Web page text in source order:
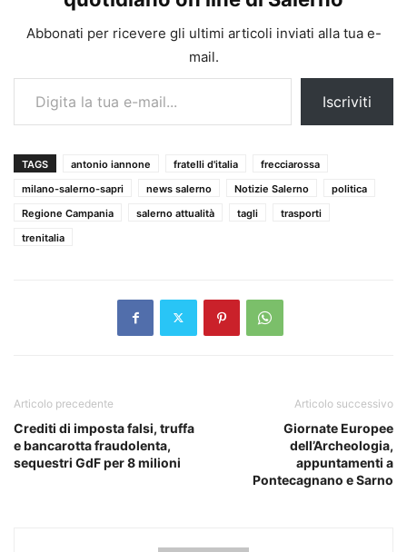
Abbonati per ricevere gli ultimi articoli inviati alla tua e-
mail.
Digita la tua e-mail...
Iscriviti
TAGS antonio iannone fratelli d'italia
frecciarossa
milano-salerno-sapri
news salerno Notizie Salerno
politica
Regione Campania
salerno attualità tagli
trasporti
trenitalia
Articolo precedente
Crediti di imposta falsi, truffa
e bancarotta fraudolenta,
sequestri GdF per 8 milioni
Articolo successivo
Giornate Europee
dell’Archeologia,
appuntamenti a
Pontecagnano e Sarno